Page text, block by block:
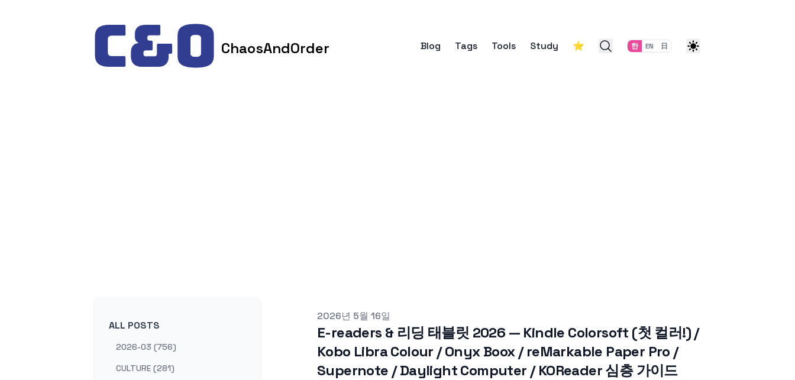
ChaosAndOrder Blog Tags Tools Study ⭐ 한 EN 日
ALL POSTS
2026-03 (756)
CULTURE (281)
Published on
2026년 5월 16일
E-readers & 리딩 태블릿 2026 — Kindle Colorsoft (첫 컬러!) /
Kobo Libra Colour / Onyx Boox / reMarkable Paper Pro /
Supernote / Daylight Computer / KOReader 심층 가이드